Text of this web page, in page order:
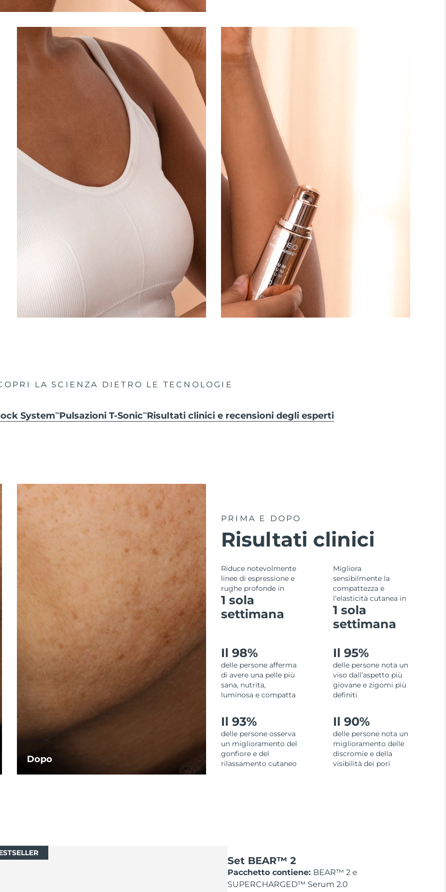
LA SCIENZA DIETRO LE TECNOLOGIE
SystemTMPulsazioni T-SonicTMRisultati clinici e recensioni degli esperti
Dopo
PRIMA E DOPO
Risultati clinici
Riduce notevolmente
linee di espressione e
rughe profonde in
1 sola
settimana
Migliora
sensibilmente la
compattezza e
l’elasticità cutanea in
1 sola
settimana
Il 98%
delle persone afferma
di avere una pelle più
sana, nutrita,
luminosa e compatta
Il 95%
delle persone nota un
viso dall’aspetto più
giovane e zigomi più
definiti
Il 93%
delle persone osserva
un miglioramento del
gonfiore e del
rilassamento cutaneo
Il 90%
delle persone nota un
miglioramento delle
discromie e della
visibilità dei pori
Set BEAR™ 2
Pacchetto contiene: BEAR™ 2 e
SUPERCHARGED™ Serum 2.0